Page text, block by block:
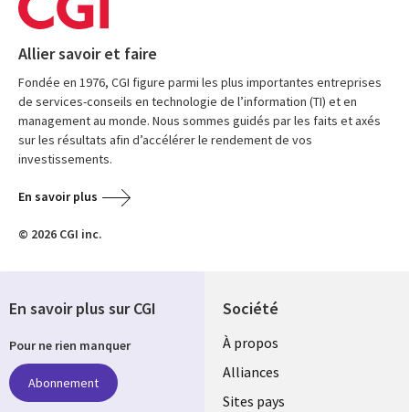
Allier savoir et faire
Fondée en 1976, CGI figure parmi les plus importantes entreprises
de services-conseils en technologie de l’information (TI) et en
management au monde. Nous sommes guidés par les faits et axés
sur les résultats afin d’accélérer le rendement de vos
investissements.
En savoir plus
© 2026 CGI inc.
Société
À propos
Alliances
Sites pays
En savoir plus sur CGI
Pour ne rien manquer
Abonnement